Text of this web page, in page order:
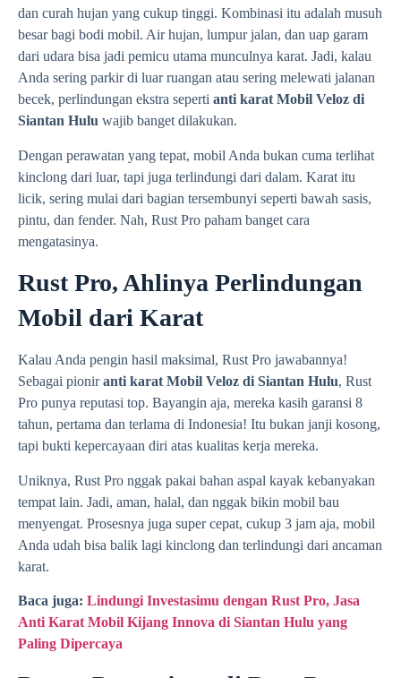
dan curah hujan yang cukup tinggi. Kombinasi itu adalah musuh
besar bagi bodi mobil. Air hujan, lumpur jalan, dan uap garam
dari udara bisa jadi pemicu utama munculnya karat. Jadi, kalau
Anda sering parkir di luar ruangan atau sering melewati jalanan
becek, perlindungan ekstra seperti anti karat Mobil Veloz di
Siantan Hulu wajib banget dilakukan.
Dengan perawatan yang tepat, mobil Anda bukan cuma terlihat
kinclong dari luar, tapi juga terlindungi dari dalam. Karat itu
licik, sering mulai dari bagian tersembunyi seperti bawah sasis,
pintu, dan fender. Nah, Rust Pro paham banget cara
mengatasinya.
Rust Pro, Ahlinya Perlindungan
Mobil dari Karat
Kalau Anda pengin hasil maksimal, Rust Pro jawabannya!
Sebagai pioniranti karat Mobil Veloz di Siantan Hulu, Rust
Pro punya reputasi top. Bayangin aja, mereka kasih garansi 8
tahun, pertama dan terlama di Indonesia! Itu bukan janji kosong,
tapi bukti kepercayaan diri atas kualitas kerja mereka.
Uniknya, Rust Pro nggak pakai bahan aspal kayak kebanyakan
tempat lain. Jadi, aman, halal, dan nggak bikin mobil bau
menyengat. Prosesnya juga super cepat, cukup 3 jam aja, mobil
Anda udah bisa balik lagi kinclong dan terlindungi dari ancaman
karat.
Baca juga: Lindungi Investasimu dengan Rust Pro, Jasa
Anti Karat Mobil Kijang Innova di Siantan Hulu yang
Paling Dipercaya